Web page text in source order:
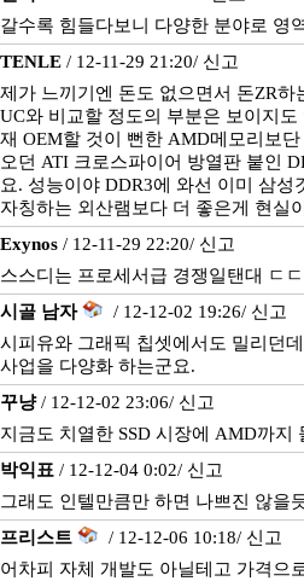
갈수록 힘들다보니 다양한 분야로 영
TENLE / 12-11-29 21:20/ 신고
제가 느끼기엔 돈도 없으면서 돈ZR하
UC와 비교할 정도의 부분은 보이지도
재 OEM할 것이 뻔한 AMD메모리보
오던 ATI 크로스파이어 방열판 붙인
요. 성능이야 DDR3에 와선 이미 삼성
자칭하는 외산램보다 더 좋은게 현실
Exynos / 12-11-29 22:20/ 신고
스스디는 프로세서급 경쟁일탠대 ㄷㄷ
시골 남자
/ 12-12-02 19:26/ 신고
시피유와 그래픽 칩셋에서도 밀리던데
사업을 다양화 하는군요.
꾸냥/ 12-12-02 23:06/ 신고
지금도 치열한 SSD 시장에 AMD까지
박익표 / 12-12-04 0:02/ 신고
그래도 인텔만큼만 하면 나쁘진 않을
프리스트
/ 12-12-06 10:18/ 신고
어차피 자체 개발도 아닐테고 가격으